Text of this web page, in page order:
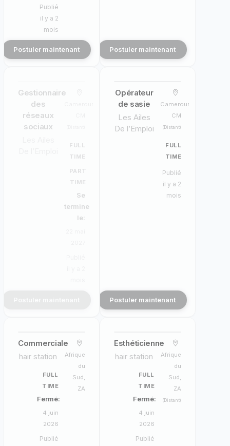
Publié
il y a 2
mois
Postuler maintenant Postuler maintenant
Gestionnaire
des
réseaux
sociaux
FULL
TIME
PART
TIME
Se
termine
le:
Opérateur
de sasie
Les Ailes
De l’Emploi
Cameroun,
CM
(Distant)
FULL
TIME
Publié
il y a 2
mois
Postuler maintenant
Commerciale
hair station
Afrique
du
Sud,
ZA
FULL
TIME
Fermé:
4 juin
2026
Publié
Esthéticienne
hair station
Afrique
du
Sud,
ZA
(Distant)
FULL
TIME
Fermé:
4 juin
2026
Publié